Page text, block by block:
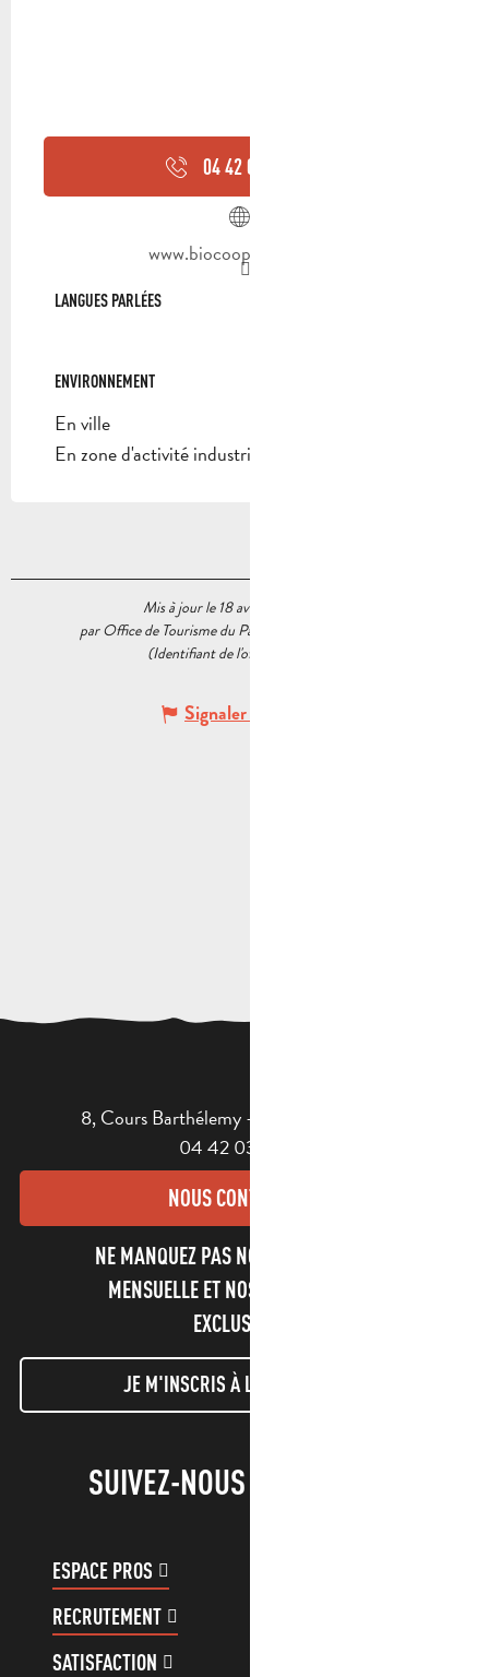
04 42 04 75
www.biocoopbioestella.fr
LANGUES PARLÉES
LANGUES PARLÉES
ENVIRONNEMENT
ENVIRONNEMENT
En ville
En zone d'activité industrielle/commerciale
Mis à jour le 18 avril 2026 à 17:40
par Office de Tourisme du Pays d’Aubagne et de l’Étoile
(Identifiant de l'offre :
Signaler une erreur
8, Cours Barthélemy - 13400 AUBAGNE
04 42 03 49 98
NOUS CONTACTER
NE MANQUEZ PAS NOTRE NEWSLETTER
MENSUELLE ET NOS INFORMATIONS
EXCLUSIVES !
JE M'INSCRIS À LA NEWSLETTER
SUIVEZ-NOUS !
ESPACE PROS
RECRUTEMENT
SATISFACTION